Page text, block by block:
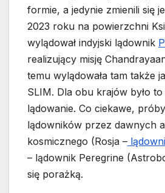
formie, a jedynie zmienili się
2023 roku na powierzchni
wylądował indyjski lądownik
realizujący misję
temu wylądowała tam także
SLIM. Dla obu krajów było
lądowanie. Co ciekawe,
lądowników przez dawnych
kosmicznego (Rosja –
– lądownik Peregrine
się porażką.